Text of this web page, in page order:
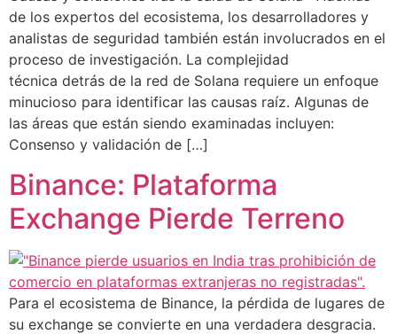
de los expertos del ecosistema, los desarrolladores y
analistas de seguridad también están involucrados en el
proceso de investigación. La complejidad
técnica detrás de la red de Solana requiere un enfoque
minucioso para identificar las causas raíz. Algunas de
las áreas que están siendo examinadas incluyen:
Consenso y validación de […]
Binance: Plataforma
Exchange Pierde Terreno
Para el ecosistema de Binance, la pérdida de lugares de
su exchange se convierte en una verdadera desgracia.